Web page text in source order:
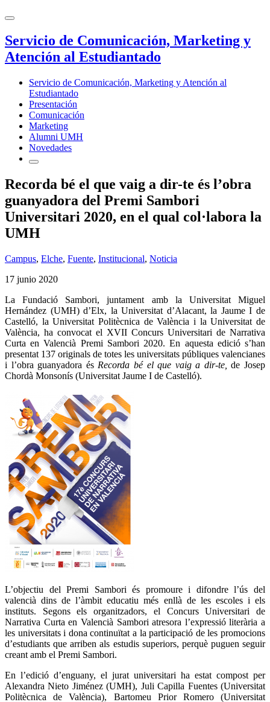
Servicio de Comunicación, Marketing y
Atención al Estudiantado
Servicio de Comunicación, Marketing y Atención al
Estudiantado
Presentación
Comunicación
Marketing
Alumni UMH
Novedades
Recorda bé el que vaig a dir-te és l’obra
guanyadora del Premi Sambori
Universitari 2020, en el qual col·labora la
UMH
Campus, Elche, Fuente, Institucional, Noticia
17 junio 2020
La Fundació Sambori, juntament amb la Universitat Miguel
Hernández (UMH) d’Elx, la Universitat d’Alacant, la Jaume I de
Castelló, la Universitat Politècnica de València i la Universitat de
València, ha convocat el XVII Concurs Universitari de Narrativa
Curta en Valencià Premi Sambori 2020. En aquesta edició s’han
presentat 137 originals de totes les universitats públiques valencianes
i l’obra guanyadora és Recorda bé el que vaig a dir-te, de Josep
Chordà Monsonís (Universitat Jaume I de Castelló).
L’objectiu del Premi Sambori és promoure i difondre l’ús del
valencià dins de l’àmbit educatiu més enllà de les escoles i els
instituts. Segons els organitzadors, el Concurs Universitari de
Narrativa Curta en Valencià Sambori atresora l’expressió literària a
les universitats i dona continuïtat a la participació de les promocions
d’estudiants que arriben als estudis superiors, perquè puguen seguir
creant amb el Premi Sambori.
En l’edició d’enguany, el jurat universitari ha estat compost per
Alexandra Nieto Jiménez (UMH), Juli Capilla Fuentes (Universitat
Politècnica de València), Bartomeu Prior Romero (Universitat